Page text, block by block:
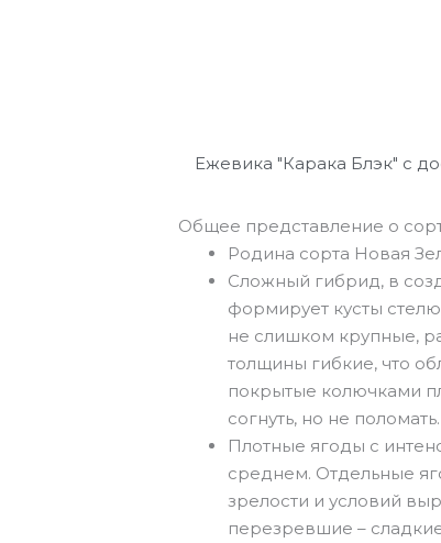
Ежевика "Карака Блэк" с
Общее представление о
Родина сорта Новая
Сложный гибрид, в
формирует кусты
не слишком крупные,
толщины гибкие, что
покрытые колючками
согнуть, но не поломать.
Плотные ягоды с
среднем. Отдельные
зрелости и условий
перезревшие –